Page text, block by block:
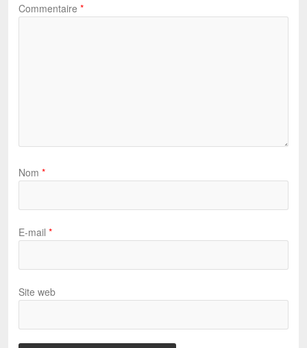
Commentaire *
Nom *
E-mail *
Site web